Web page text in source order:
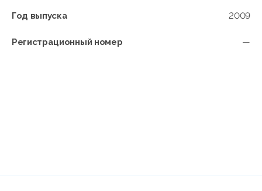
Год выпуска 2009
Регистрационный номер —